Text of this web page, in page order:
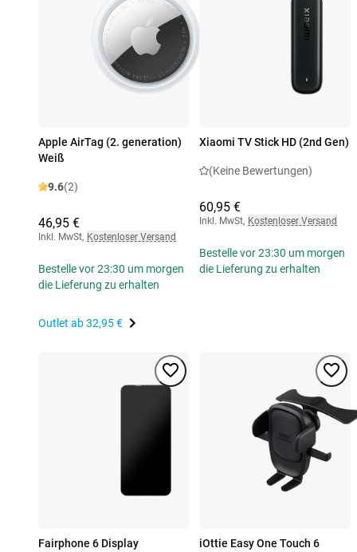
Apple AirTag (2. generation)
Weiß
9.6(2)
46,95 €
Inkl. MwSt, Kostenloser Versand
Bestelle vor 23:30 um morgen
die Lieferung zu erhalten
Outlet ab32,95 €
Xiaomi TV Stick HD (2nd Gen)
(Keine Bewertungen)
60,95 €
Inkl. MwSt, Kostenloser Versand
Bestelle vor 23:30 um morgen
die Lieferung zu erhalten
Fairphone 6 Display
iOttie Easy One Touch 6